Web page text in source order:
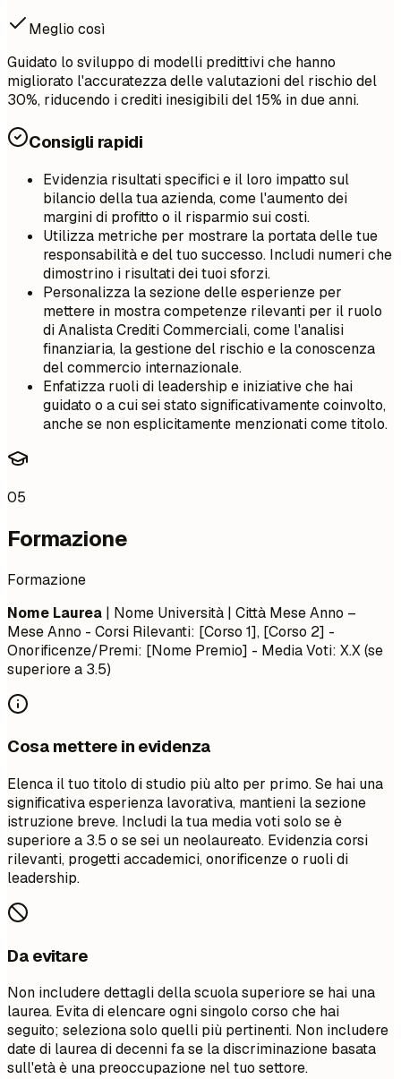
Meglio così
Guidato lo sviluppo di modelli predittivi che hanno
migliorato l'accuratezza delle valutazioni del rischio del
30%, riducendo i crediti inesigibili del 15% in due anni.
Consigli rapidi
Evidenzia risultati specifici e il loro impatto sul
bilancio della tua azienda, come l'aumento dei
margini di profitto o il risparmio sui costi.
Utilizza metriche per mostrare la portata delle tue
responsabilità e del tuo successo. Includi numeri che
dimostrino i risultati dei tuoi sforzi.
Personalizza la sezione delle esperienze per
mettere in mostra competenze rilevanti per il ruolo
di Analista Crediti Commerciali, come l'analisi
finanziaria, la gestione del rischio e la conoscenza
del commercio internazionale.
Enfatizza ruoli di leadership e iniziative che hai
guidato o a cui sei stato significativamente coinvolto,
anche se non esplicitamente menzionati come titolo.
05
Formazione
Formazione
Nome Laurea | Nome Università | Città Mese Anno –
Mese Anno - Corsi Rilevanti: [Corso 1], [Corso 2] -
Onorificenze/Premi: [Nome Premio] - Media Voti: X.X (se
superiore a 3.5)
Cosa mettere in evidenza
Elenca il tuo titolo di studio più alto per primo. Se hai una
significativa esperienza lavorativa, mantieni la sezione
istruzione breve. Includi la tua media voti solo se è
superiore a 3.5 o se sei un neolaureato. Evidenzia corsi
rilevanti, progetti accademici, onorificenze o ruoli di
leadership.
Da evitare
Non includere dettagli della scuola superiore se hai una
laurea. Evita di elencare ogni singolo corso che hai
seguito; seleziona solo quelli più pertinenti. Non includere
date di laurea di decenni fa se la discriminazione basata
sull'età è una preoccupazione nel tuo settore.